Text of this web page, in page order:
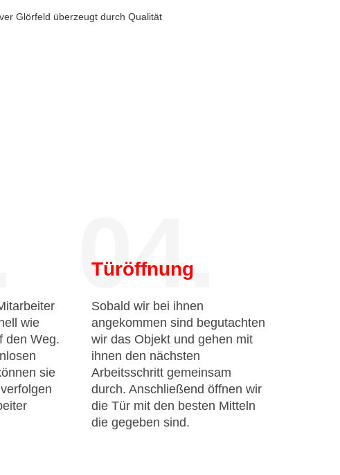
Glörfeld überzeugt durch Qualität
wie
den Weg.
sie
04.
Türöffnung
Sobald wir bei ihnen
angekommen sind begutachten
wir das Objekt und gehen mit
ihnen den nächsten
Arbeitsschritt gemeinsam
durch. Anschließend öffnen wir
die Tür mit den besten Mitteln
die gegeben sind.